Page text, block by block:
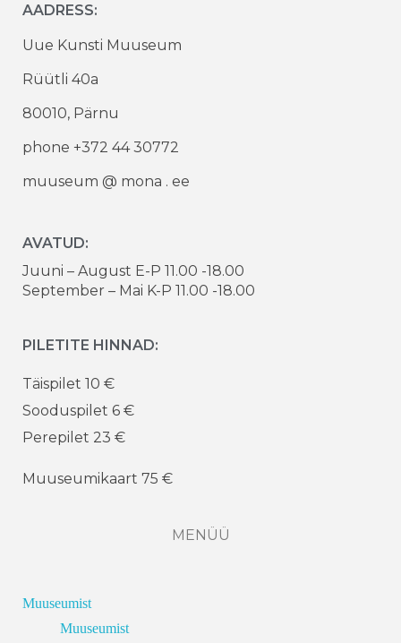
AADRESS:
Uue Kunsti Muuseum
Rüütli 40a
80010, Pärnu
phone +372 44 30772
muuseum @ mona . ee
AVATUD:
Juuni – August E-P 11.00 -18.00
September – Mai K-P 11.00 -18.00
PILETITE HINNAD:
Täispilet 10 €
Sooduspilet 6 €
Perepilet 23 €
Muuseumikaart 75 €
MENÜÜ
Muuseumist
Muuseumist